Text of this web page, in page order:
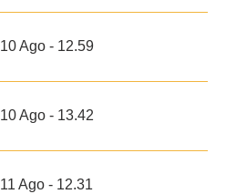
10 Ago - 12.59
10 Ago - 13.42
11 Ago - 12.31